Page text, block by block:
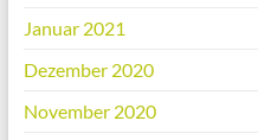
Januar 2021
Dezember 2020
November 2020